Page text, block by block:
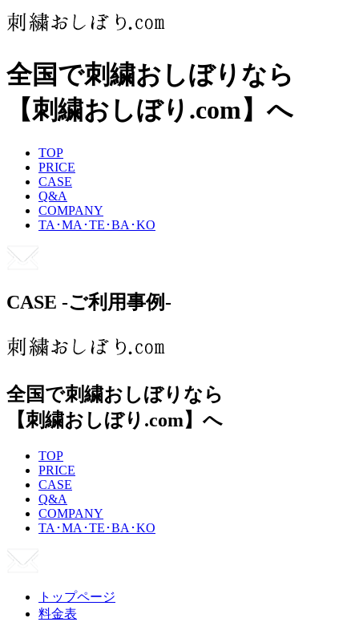
全国で刺繍おしぼりなら
【刺繍おしぼり.com】へ
TOP
PRICE
CASE
Q&A
COMPANY
TA･MA･TE･BA･KO
CASE -ご利用事例-
全国で刺繍おしぼりなら
【刺繍おしぼり.com】へ
TOP
PRICE
CASE
Q&A
COMPANY
TA･MA･TE･BA･KO
トップページ
料金表